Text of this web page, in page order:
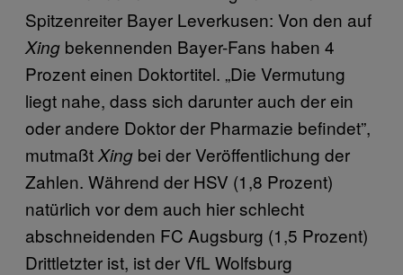
Spitzenreiter Bayer Leverkusen: Von den auf
Xing bekennenden Bayer-Fans haben 4
Prozent einen Doktortitel. „Die Vermutung
liegt nahe, dass sich darunter auch der ein
oder andere Doktor der Pharmazie befindet”,
mutmaßtXing bei der Veröffentlichung der
Zahlen. Während der HSV (1,8 Prozent)
natürlich vor dem auch hier schlecht
abschneidenden FC Augsburg (1,5 Prozent)
Drittletzter ist, ist der VfL Wolfsburg